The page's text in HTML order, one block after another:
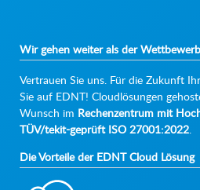
Wir gehen weiter als der
Vertrauen Sie uns. Für die Zukunft
Sie auf EDNT! Cloudlösungen
Wunsch im Rechenzentrum mit
TÜV/tekit-geprüft ISO 27001:2022.
Die Vorteile der EDNT Cloud Lösung